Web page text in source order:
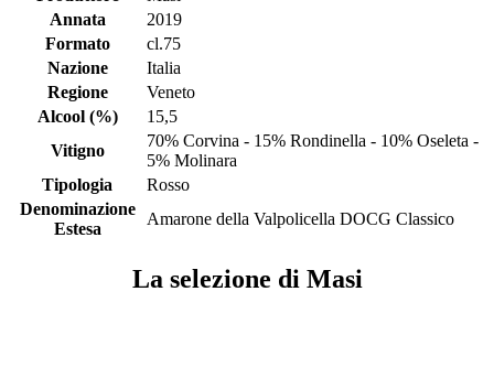
Annata
2019
Formato
cl.75
Nazione
Italia
Regione
Veneto
Alcool (%)
15,5
Vitigno
70% Corvina - 15% Rondinella - 10% Oseleta -
5% Molinara
Tipologia
Rosso
Denominazione
Estesa
Amarone della Valpolicella DOCG Classico
La selezione di Masi